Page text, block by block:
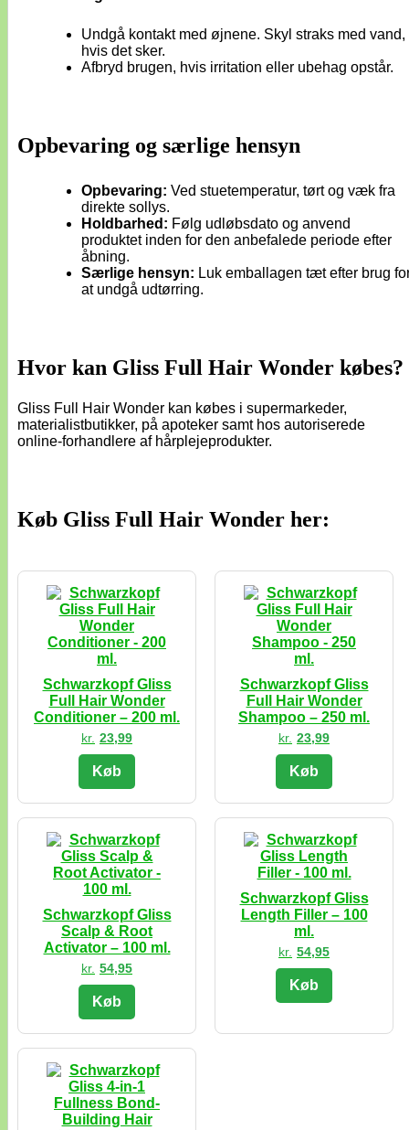
Undgå kontakt med øjnene. Skyl straks med vand,
hvis det sker.
Afbryd brugen, hvis irritation eller ubehag opstår.
Opbevaring og særlige hensyn
Opbevaring: Ved stuetemperatur, tørt og væk fra
direkte sollys.
Holdbarhed: Følg udløbsdato og anvend
produktet inden for den anbefalede periode efter
åbning.
Særlige hensyn: Luk emballagen tæt efter brug
at undgå udtørring.
Hvor kan Gliss Full Hair Wonder købes?
Gliss Full Hair Wonder kan købes i supermarkeder,
materialistbutikker, på apoteker samt hos autoriserede
online-forhandlere af hårplejeprodukter.
Køb Gliss Full Hair Wonder her:
Schwarzkopf Gliss
Full Hair Wonder
Conditioner – 200 ml.
kr. 23,99
Køb
Schwarzkopf Gliss
Full Hair Wonder
Shampoo – 250 ml.
kr. 23,99
Køb
Schwarzkopf Gliss
Scalp & Root
Activator – 100 ml.
kr. 54,95
Køb
Schwarzkopf Gliss
Length Filler – 100
ml.
kr. 54,95
Køb